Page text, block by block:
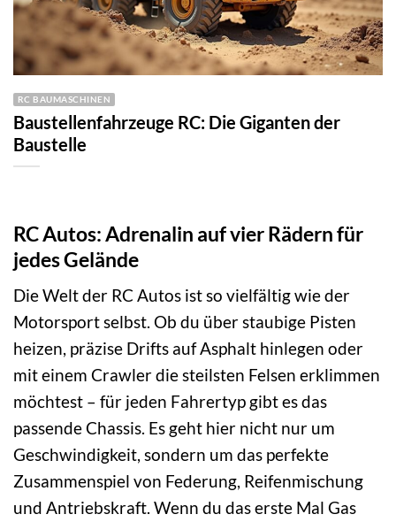
RC BAUMASCHINEN
Baustellenfahrzeuge RC: Die Giganten der
Baustelle
RC Autos: Adrenalin auf vier Rädern für
jedes Gelände
Die Welt der RC Autos ist so vielfältig wie der
Motorsport selbst. Ob du über staubige Pisten
heizen, präzise Drifts auf Asphalt hinlegen oder
mit einem Crawler die steilsten Felsen erklimmen
möchtest – für jeden Fahrertyp gibt es das
passende Chassis. Es geht hier nicht nur um
Geschwindigkeit, sondern um das perfekte
Zusammenspiel von Federung, Reifenmischung
und Antriebskraft. Wenn du das erste Mal Gas